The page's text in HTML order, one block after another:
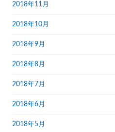
2018年11月
2018年10月
2018年9月
2018年8月
2018年7月
2018年6月
2018年5月